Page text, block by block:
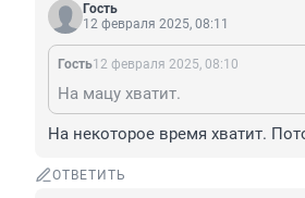
Гость
12 февраля 2025, 08:11
Гость12 февраля 2025, 08:10
На мацу хватит.
На некоторое время хватит.
ОТВЕТИТЬ